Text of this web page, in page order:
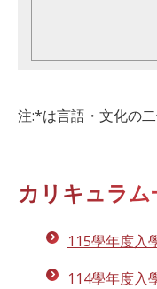
注:*は言語・文化の
カリキュラム
115學年度入
114學年度入